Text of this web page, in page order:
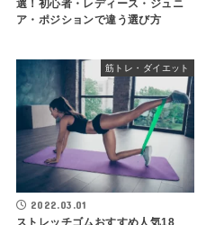
選！初心者・レディース・ジュニ
ア・ポジションで違う選び方
筋トレ・ダイエット
2022.03.01
ストレッチゴムおすすめ人気18